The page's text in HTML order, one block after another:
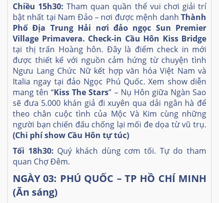
Chiều 15h30:Tham quan quần thể vui chơi giải trí
bật nhất tại Nam Đảo – nơi được mệnh danh Thành
Phố Địa Trung Hải nơi đảo ngọc Sun Premier
Village Primavera. Check-in Cầu Hôn Kiss Bridge
tại thị trấn Hoàng hôn. Đây là điểm check in mới
được thiết kế với nguồn cảm hứng từ chuyện tình
Ngưu Lang Chức Nữ kết hợp văn hóa Việt Nam và
Italia ngay tại đảo Ngọc Phú Quốc. Xem show diễn
mang tên “Kiss The Stars” – Nụ Hôn giữa Ngàn Sao
sẽ đưa 5.000 khán giả đi xuyên qua dải ngân hà để
theo chân cuộc tình của Mộc Và Kim cùng những
người bạn chiến đấu chống lại mối đe dọa từ vũ trụ.
(Chi phí show Cầu Hôn tự túc)
Tối 18h30: Quý khách dùng cơm tối. Tự do tham
quan Chợ Đêm.
NGÀY 03: PHÚ QUỐC – TP HỒ CHÍ MINH
(Ăn sáng)